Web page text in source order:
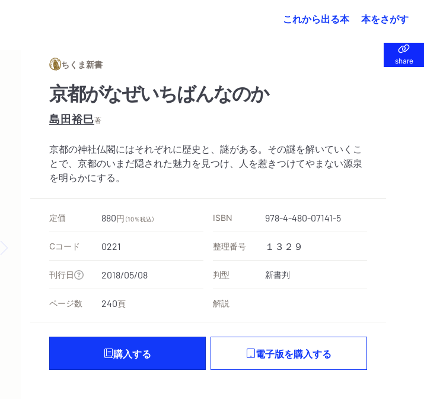
これから出る本 本をさがす
share
share
ちくま新書
京都がなぜいちばんなのか
島田裕巳著
京都の神社仏閣にはそれぞれに歴史と、謎がある。その謎を解いていくこ
とで、京都のいまだ隠された魅力を見つけ、人を惹きつけてやまない源泉
を明らかにする。
定価 880円 （10％税込） ISBN 978-4-480-07141-5
Cコード 0221 整理番号 １３２９
刊行日 2018/05/08 判型 新書判
ページ数 240頁 解説
購入する 電子版を購入する